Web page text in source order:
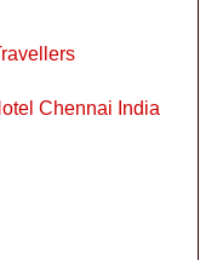
Chennai India